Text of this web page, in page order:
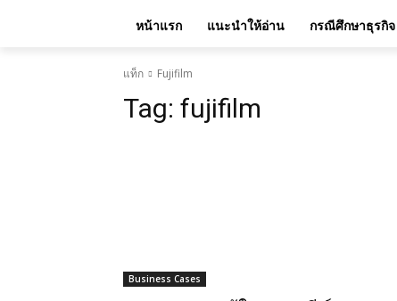
หน้าแรก แนะนำให้อ่าน กรณีศึกษาธุรกิจ
แท็ก Fujifilm
Tag: fujifilm
Business Cases